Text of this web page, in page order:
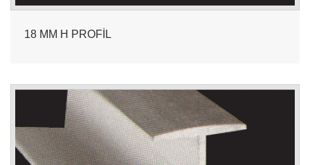
18 MM H PROFİL